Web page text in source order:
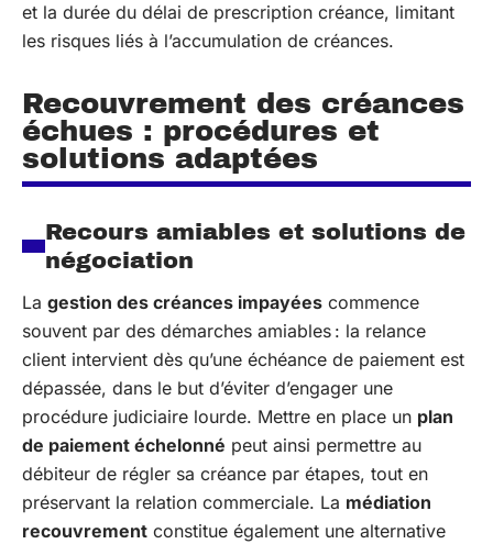
et la durée du délai de prescription créance, limitant
les risques liés à l’accumulation de créances.
Recouvrement des créances
échues : procédures et
solutions adaptées
Recours amiables et solutions de
négociation
La gestion des créances impayées commence
souvent par des démarches amiables : la relance
client intervient dès qu’une échéance de paiement est
dépassée, dans le but d’éviter d’engager une
procédure judiciaire lourde. Mettre en place un plan
de paiement échelonné peut ainsi permettre au
débiteur de régler sa créance par étapes, tout en
préservant la relation commerciale. La médiation
recouvrement constitue également une alternative